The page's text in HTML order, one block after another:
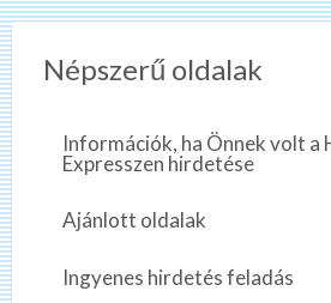
Népszerű oldalak
Információk, ha Önnek volt a
Expresszen hirdetése
Ajánlott oldalak
Ingyenes hirdetés feladás